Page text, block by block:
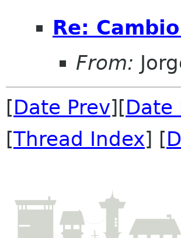
Re:
From:
[Date Prev][Date
[Thread Index] [